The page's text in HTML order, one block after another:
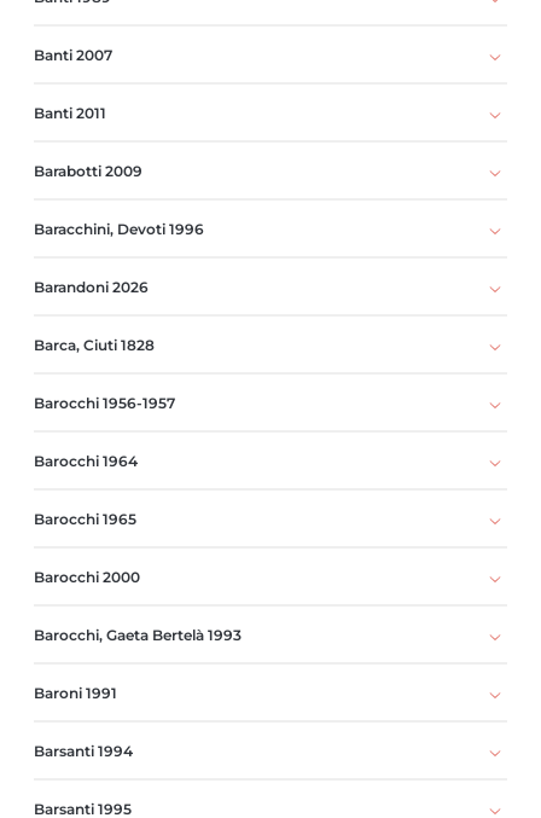
Banti 2007
Banti 2011
Barabotti 2009
Baracchini, Devoti 1996
Barandoni 2026
Barca, Ciuti 1828
Barocchi 1956-1957
Barocchi 1964
Barocchi 1965
Barocchi 2000
Barocchi, Gaeta Bertelà 1993
Baroni 1991
Barsanti 1994
Barsanti 1995